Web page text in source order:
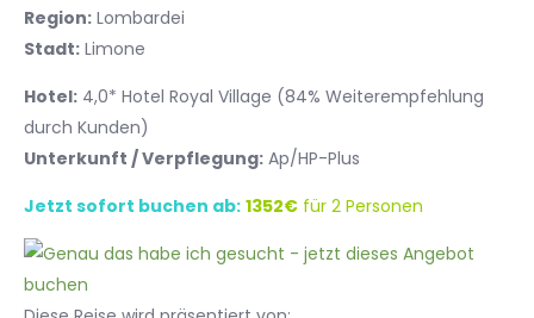
Region: Lombardei
Stadt: Limone
Hotel: 4,0* Hotel Royal Village (84% Weiterempfehlung
durch Kunden)
Unterkunft / Verpflegung: Ap/HP-Plus
Jetzt sofort buchen ab: 1352€ für 2 Personen